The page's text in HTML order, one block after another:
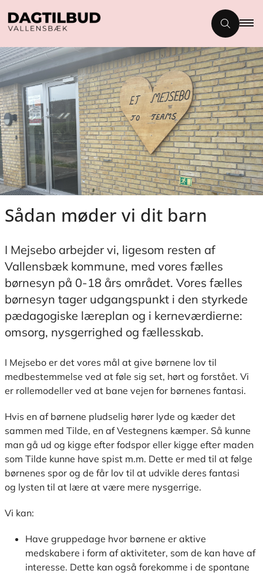
Sådan møder vi dit barn
I Mejsebo arbejder vi, ligesom resten af
Vallensbæk kommune, med vores fælles
børnesyn på 0-18 års området. Vores fælles
børnesyn tager udgangspunkt i den styrkede
pædagogiske læreplan og i kerneværdierne:
omsorg, nysgerrighed og fællesskab.
I Mejsebo er det vores mål at give børnene lov til
medbestemmelse ved at føle sig set, hørt og forstået. Vi
er rollemodeller ved at bane vejen for børnenes fantasi.
Hvis en af børnene pludselig hører lyde og kæder det
sammen med Tilde, en af Vestegnens kæmper. Så kunne
man gå ud og kigge efter fodspor eller kigge efter maden
som Tilde kunne have spist m.m. Dette er med til at følge
børnenes spor og de får lov til at udvikle deres fantasi
og lysten til at lære at være mere nysgerrige.
Vi kan:
Have gruppedage hvor børnene er aktive
medskabere i form af aktiviteter, som de kan have af
interesse. Dette kan også forekomme i de spontane